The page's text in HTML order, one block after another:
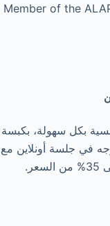
Member of the
بكل سهولة، بكبسة
في جلسة أونلاين مع